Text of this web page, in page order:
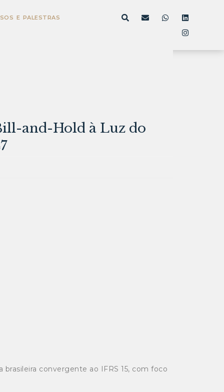
E PALESTRAS
and-Hold à Luz do
convergente ao IFRS 15, com foco